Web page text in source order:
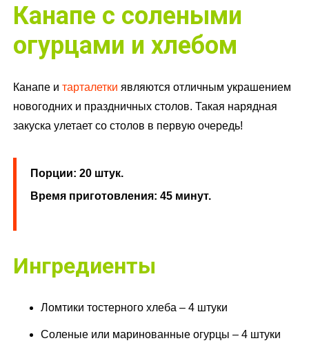
Канапе с солеными
огурцами и хлебом
Канапе итарталетки являются отличным украшением
новогодних и праздничных столов. Такая нарядная
закуска улетает со столов в первую очередь!
Порции: 20 штук.
Время приготовления: 45 минут.
Ингредиенты
Ломтики тостерного хлеба – 4 штуки
Соленые или маринованные огурцы – 4 штуки